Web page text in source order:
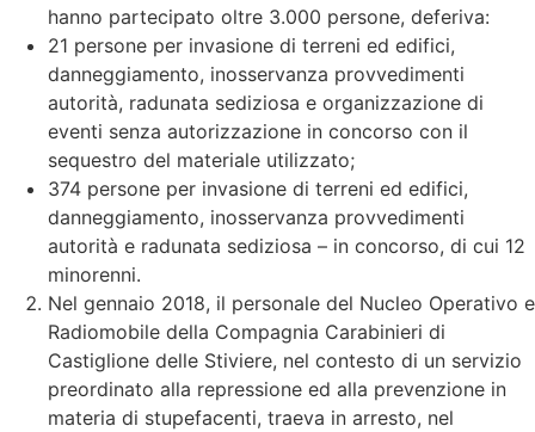
hanno partecipato oltre 3.000 persone, deferiva:
21 persone per invasione di terreni ed edifici,
danneggiamento, inosservanza provvedimenti
autorità, radunata sediziosa e organizzazione di
eventi senza autorizzazione in concorso con il
sequestro del materiale utilizzato;
374 persone per invasione di terreni ed edifici,
danneggiamento, inosservanza provvedimenti
autorità e radunata sediziosa – in concorso, di cui 12
minorenni.
Nel gennaio 2018, il personale del Nucleo Operativo e
Radiomobile della Compagnia Carabinieri di
Castiglione delle Stiviere, nel contesto di un servizio
preordinato alla repressione ed alla prevenzione in
materia di stupefacenti, traeva in arresto, nel